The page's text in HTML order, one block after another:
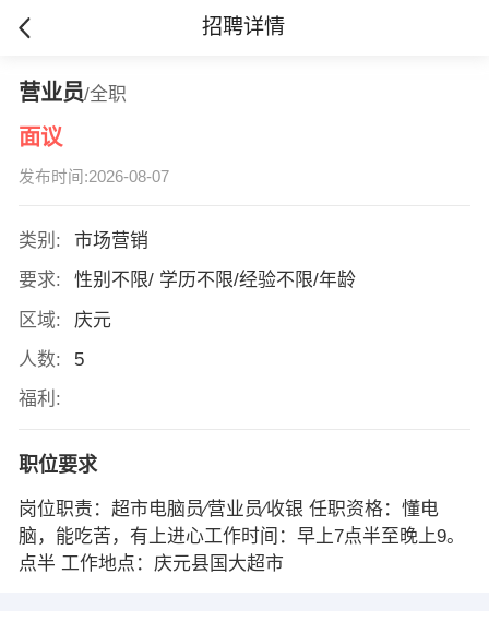
招聘详情
营业员/全职
面议
发布时间:2026-08-07
类别:
市场营销
要求:
性别不限/ 学历不限/经验不限/年龄
区域:
庆元
人数:
5
福利:
职位要求
岗位职责：超市电脑员∕营业员∕收银 任职资格：懂电
脑，能吃苦，有上进心工作时间：早上7点半至晚上9。
点半 工作地点：庆元县国大超市